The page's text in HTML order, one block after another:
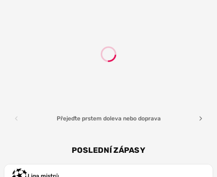
Přejeďte prstem doleva nebo doprava
POSLEDNÍ ZÁPASY